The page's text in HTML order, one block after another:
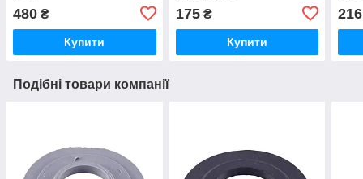
480 ₴
Купити
175₴
Купити
216
Подібні товари компанії